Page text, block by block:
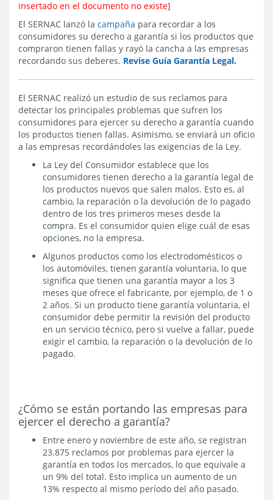
insertado en el documento no existe]
El SERNAC lanzó la campaña para recordar a los
consumidores su derecho a garantía si los productos que
compraron tienen fallas y rayó la cancha a las empresas
recordando sus deberes. Revise Guía Garantía Legal.
El SERNAC realizó un estudio de sus reclamos para
detectar los principales problemas que sufren los
consumidores para ejercer su derecho a garantía cuando
los productos tienen fallas. Asimismo, se enviará un oficio
a las empresas recordándoles las exigencias de la Ley.
La Ley del Consumidor establece que los
consumidores tienen derecho a la garantía legal de
los productos nuevos que salen malos. Esto es, al
cambio, la reparación o la devolución de lo pagado
dentro de los tres primeros meses desde la
compra. Es el consumidor quien elige cuál de esas
opciones, no la empresa.
Algunos productos como los electrodomésticos o
los automóviles, tienen garantía voluntaria, lo que
significa que tienen una garantía mayor a los 3
meses que ofrece el fabricante, por ejemplo, de 1 o
2 años. Si un producto tiene garantía voluntaria, el
consumidor debe permitir la revisión del producto
en un servicio técnico, pero si vuelve a fallar, puede
exigir el cambio, la reparación o la devolución de lo
pagado.
¿Cómo se están portando las empresas para
ejercer el derecho a garantía?
Entre enero y noviembre de este año, se registran
23.875 reclamos por problemas para ejercer la
garantía en todos los mercados, lo que equivale a
un 9% del total. Esto implica un aumento de un
13% respecto al mismo período del año pasado.